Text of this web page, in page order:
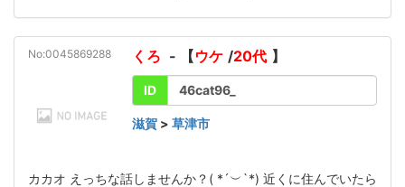
No:0045869288 くろ - 【ウケ /20代 】
ID 46cat96_
滋賀 > 草津市
カカオ えっちな話しませんか？( *´︶`*) 近くに住んでいたら